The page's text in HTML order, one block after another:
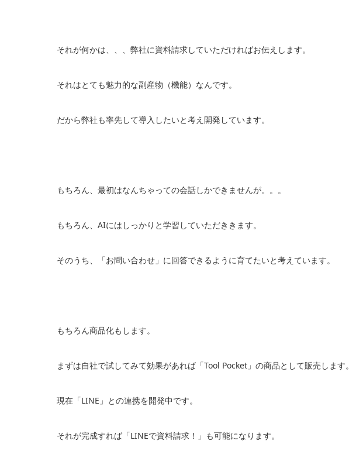
それが何かは、、、弊社に資料請求していただければお伝えします。
それはとても魅力的な副産物（機能）なんです。
だから弊社も率先して導入したいと考え開発しています。
もちろん、最初はなんちゃっての会話しかできませんが。。。
もちろん、AIにはしっかりと学習していただききます。
そのうち、「お問い合わせ」に回答できるように育てたいと考えています。
もちろん商品化もします。
まずは自社で試してみて効果があれば「Tool Pocket」の商品として販売します。
現在「LINE」との連携を開発中です。
それが完成すれば「LINEで資料請求！」も可能になります。